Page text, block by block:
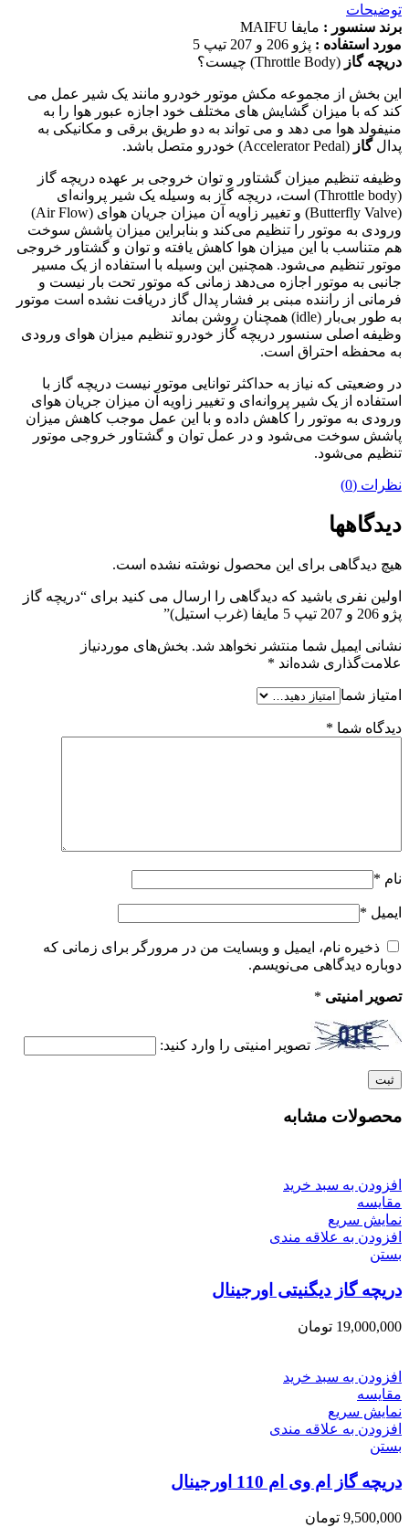
توضیحات
برند سنسور : مایفا MAIFU
مورد استفاده : پژو 206 و 207 تیپ 5
دریچه گاز (Throttle Body) چیست؟
این بخش از مجموعه مکش موتور خودرو مانند یک شیر عمل می
کند که با میزان گشایش های مختلف خود اجازه عبور هوا را به
منیفولد هوا می دهد و می تواند به دو طریق برقی و مکانیکی به
پدالگاز (Accelerator Pedal) خودرو متصل باشد.
وظیفه تنظیم میزان گشتاور و توان خروجی بر عهده دریچه گاز
(Throttle body) است، دریچه گاز به وسیله یک شیر پروانه‌ای
(Butterfly Valve) و تغییر زاویه آن میزان جریان هوای (Air Flow)
ورودی به موتور را تنظیم می‌کند و بنابراین میزان پاشش سوخت
هم متناسب با این میزان هوا کاهش یافته و توان و گشتاور خروجی
موتور تنظیم می‌شود. همچنین این وسیله با استفاده از یک مسیر
جانبی به موتور اجازه می‌دهد زمانی که موتور تحت بار نیست و
فرمانی از راننده مبنی بر فشار پدال گاز دریافت نشده است موتور
به طور بی‌بار (idle) همچنان روشن بماند
وظیفه اصلی سنسور دریچه گاز خودرو تنظیم میزان هوای ورودی
به محفظه احتراق است.
در وضعیتی که نیاز به حداکثر توانایی موتور نیست دریچه گاز با
استفاده از یک شیر پروانه‌ای و تغییر زاویه آن میزان جریان هوای
ورودی به موتور را کاهش داده و با این عمل موجب کاهش میزان
پاشش سوخت می‌شود و در عمل توان و گشتاور خروجی موتور
تنظیم می‌شود.
نظرات (0)
دیدگاهها
هیچ دیدگاهی برای این محصول نوشته نشده است.
اولین نفری باشید که دیدگاهی را ارسال می کنید برای “دریچه گاز
پژو 206 و 207 تیپ 5 مایفا (غرب استیل)”
نشانی ایمیل شما منتشر نخواهد شد. بخش‌های موردنیاز
علامت‌گذاری شده‌اند *
امتیاز شما
دیدگاه شما *
نام *
ایمیل *
ذخیره نام، ایمیل و وبسایت من در مرورگر برای زمانی که
دوباره دیدگاهی می‌نویسم.
تصویر امنیتی *
تصویر امنیتی را وارد کنید:
محصولات مشابه
افزودن به سبد خرید
مقایسه
نمایش سریع
افزودن به علاقه مندی
بستن
دریچه گاز دیگنیتی اورجینال
19,000,000 تومان
افزودن به سبد خرید
مقایسه
نمایش سریع
افزودن به علاقه مندی
بستن
دریچه گاز ام وی ام 110 اورجینال
9,500,000 تومان